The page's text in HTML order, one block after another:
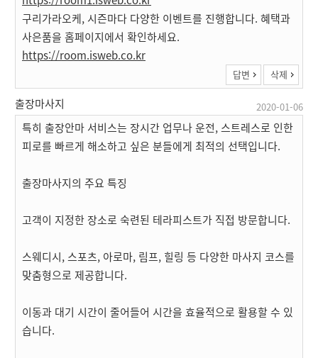
구리가라오케, 시즌마다 다양한 이벤트를 진행합니다. 혜택과
사은품을 홈페이지에서 확인하세요.
https://room.isweb.co.kr
답변 삭제
출장마사지 2020-01-06
특히 출장안마 서비스는 장시간 업무나 운전, 스트레스로 인한
피로를 빠르게 해소하고 싶은 분들에게 최적의 선택입니다.
출장마사지의 주요 특징
고객이 지정한 장소로 숙련된 테라피스트가 직접 방문합니다.
스웨디시, 스포츠, 아로마, 림프, 힐링 등 다양한 마사지 코스를
맞춤형으로 제공합니다.
이동과 대기 시간이 줄어들어 시간을 효율적으로 활용할 수 있
습니다.